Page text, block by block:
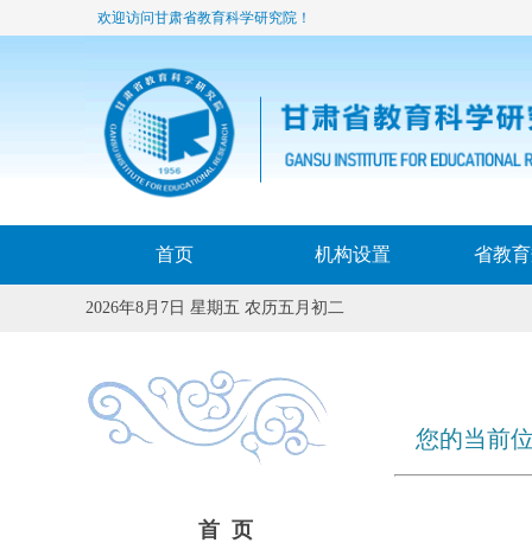
欢迎访问甘肃省教育科学研究院！
首页 机构设置 省教
2026年8月7日 星期五 农历五月初二
首 页
您的当前